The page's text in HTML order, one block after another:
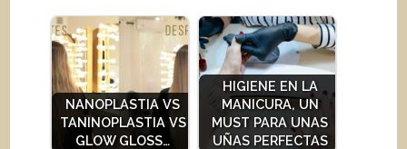
NANOPLASTIA VS
TANINOPLASTIA VS
GLOW GLOSS…
HIGIENE EN LA
MANICURA, UN
MUST PARA UNAS
UÑAS PERFECTAS